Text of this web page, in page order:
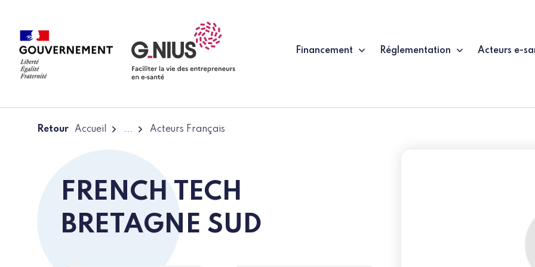
Financement Réglementation Acteurs e-
Retour Accueil ... Acteurs Français
FRENCH TECH
BRETAGNE SUD